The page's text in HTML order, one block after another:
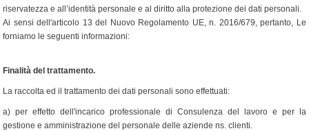
riservatezza e all’identità personale e al diritto alla protezione dei dati personali.
Ai sensi dell'articolo 13 del Nuovo Regolamento UE, n. 2016/679, pertanto, Le
forniamo le seguenti informazioni:
Finalità del trattamento.
La raccolta ed il trattamento dei dati personali sono effettuati:
a) per effetto dell'incarico professionale di Consulenza del lavoro e per la
gestione e amministrazione del personale delle aziende ns. clienti.